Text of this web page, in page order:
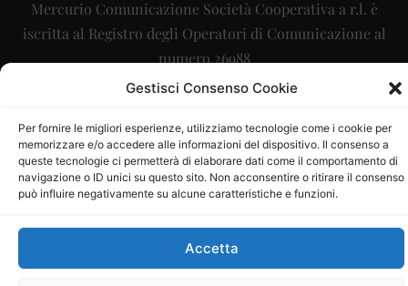
Gestisci Consenso Cookie
Per fornire le migliori esperienze, utilizziamo tecnologie come i cookie per
memorizzare e/o accedere alle informazioni del dispositivo. Il consenso a
queste tecnologie ci permetterà di elaborare dati come il comportamento di
navigazione o ID unici su questo sito. Non acconsentire o ritirare il consenso
può influire negativamente su alcune caratteristiche e funzioni.
Accetta
Mercurio Comunicazione Società Cooperativa a r.l. è
iscritta al Registro degli Operatori di Comunicazione al
numero 26988
Sito gestito daLa Digitale srl– info@ladigitale.it